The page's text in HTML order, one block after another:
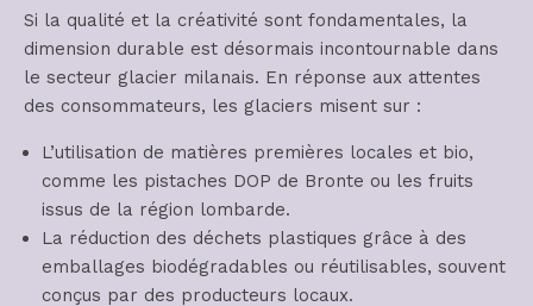
Si la qualité et la créativité sont fondamentales, la
dimension durable est désormais incontournable dans
le secteur glacier milanais. En réponse aux attentes
des consommateurs, les glaciers misent sur :
L’utilisation de matières premières locales et bio,
comme les pistaches DOP de Bronte ou les fruits
issus de la région lombarde.
La réduction des déchets plastiques grâce à des
emballages biodégradables ou réutilisables, souvent
conçus par des producteurs locaux.